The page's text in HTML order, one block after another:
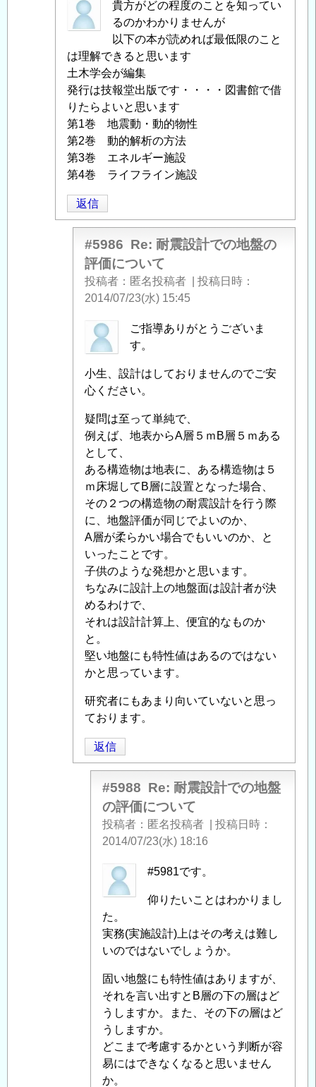
て」
へ
返
信
匿
名
稿
者
に
よ
る
「Re:
耐
震
計
で
」
貴方がどの程度のことを知ってい
るのかわかりませんが
以下の本が読めれば最低限のこと
は理解できると思います
土木学会が編集
発行は技報堂出版です・・・・図書館で借
りたらよいと思います
第1巻 地震動・動的物性
第2巻 動的解析の方法
第3巻 エネルギー施設
第4巻 ライフライン施設
返信
#5986 Re: 耐震設計での地盤の
評価について
投稿者 匿名投稿者
投稿日時
2014/07/23(水) 15:45
匿
名
稿
者
に
よ
る
「 Re:
震
設
計
で
の
地
盤
の
評
価
に
い
て」
の
返
ご指導ありがとうございま
す。
小生、設計はしておりませんのでご安
心ください。
疑問は至って単純で、
例えば、地表からA層５ｍB層５ｍある
として、
ある構造物は地表に、ある構造物は５
ｍ床堀してB層に設置となった場合、
その２つの構造物の耐震設計を行う際
に、地盤評価が同じでよいのか、
A層が柔らかい場合でもいいのか、と
いったことです。
子供のような発想かと思います。
ちなみに設計上の地盤面は設計者が決
めるわけで、
それは設計計算上、便宜的なものか
と。
堅い地盤にも特性値はあるのではない
かと思っています。
研究者にもあまり向いていないと思っ
ております。
返信
#5988 Re: 耐震設計での地盤
の評価について
投稿者 匿名投稿者
投稿日時
2014/07/23(水) 18:16
匿
名
稿
者
に
よ
る
「 Re:
耐
震
設
計
#5981です。
仰りたいことはわかりまし
た。
実務(実施設計)上はその考えは難し
いのではないでしょうか。
固い地盤にも特性値はありますが、
それを言い出すとB層の下の層はど
うしますか。また、その下の層はど
うしますか。
どこまで考慮するかという判断が容
易にはできなくなると思いません
か。